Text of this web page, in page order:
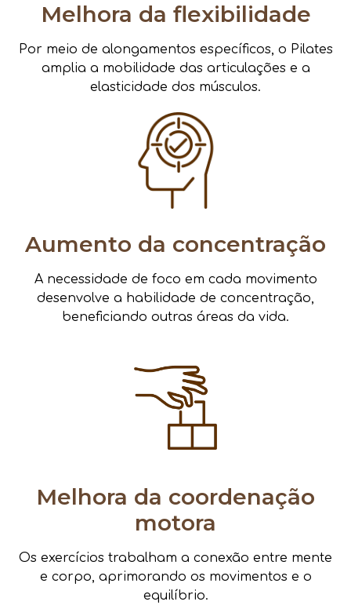
Melhora da flexibilidade
Por meio de alongamentos específicos, o Pilates
amplia a mobilidade das articulações e a
elasticidade dos músculos.
Aumento da concentração
A necessidade de foco em cada movimento
desenvolve a habilidade de concentração,
beneficiando outras áreas da vida.
Melhora da coordenação
motora
Os exercícios trabalham a conexão entre mente
e corpo, aprimorando os movimentos e o
equilíbrio.